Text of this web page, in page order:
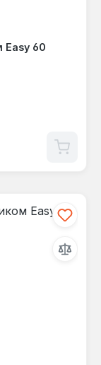
Easy 60